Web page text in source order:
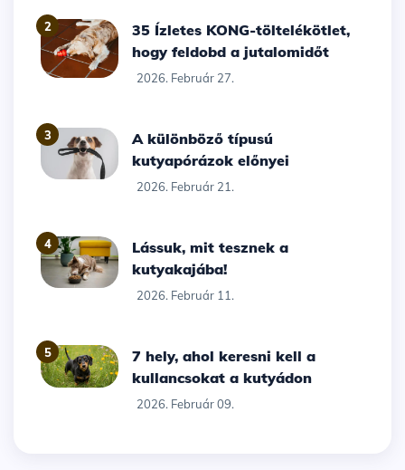
2
35 Ízletes KONG-töltelékötlet,
hogy feldobd a jutalomidőt
2026. Február 27.
3
A különböző típusú
kutyapórázok előnyei
2026. Február 21.
4
Lássuk, mit tesznek a
kutyakajába!
2026. Február 11.
5
7 hely, ahol keresni kell a
kullancsokat a kutyádon
2026. Február 09.